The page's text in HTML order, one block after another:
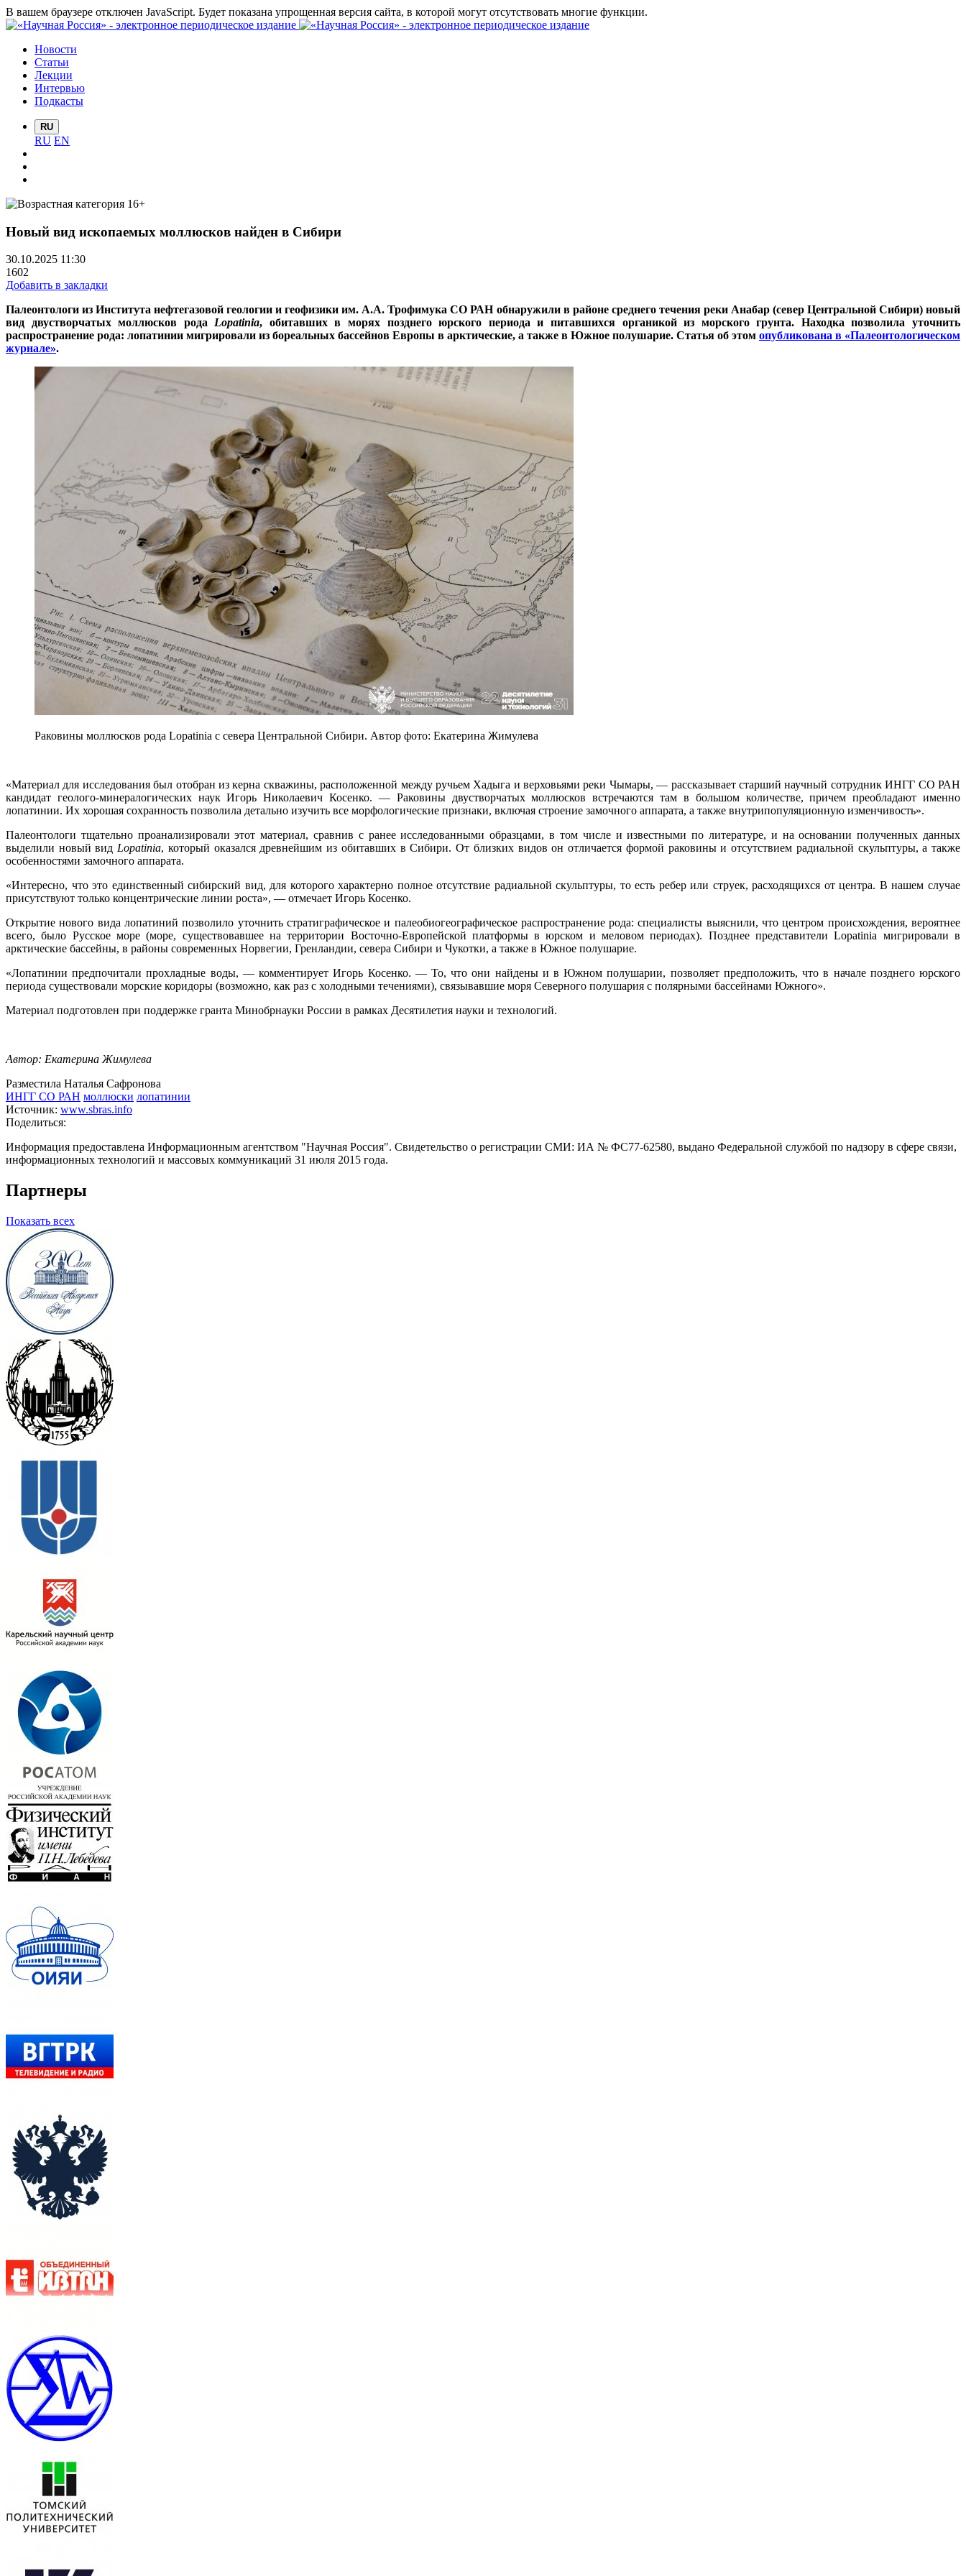
В вашем браузере отключен JavaScript. Будет показана упрощенная версия сайта, в которой могут отсутствовать многие функции.
Новости
Статьи
Лекции
Интервью
Подкасты
RU
RU EN
Новый вид ископаемых моллюсков найден в Сибири
30.10.2025 11:30
1602
Добавить в закладки
Палеонтологи из Института нефтегазовой геологии и геофизики им. А.А. Трофимука СО РАН обнаружили в районе среднего течения реки Анабар (север Центральной Сибири) новый
вид двустворчатых моллюсков родаLopatinia, обитавших в морях позднего юрского периода и питавшихся органикой из морского грунта. Находка позволила уточнить
распространение рода: лопатинии мигрировали из бореальных бассейнов Европы в арктические, а также в Южное полушарие. Статья об этом опубликована в «Палеонтологическом
журнале».
Раковины моллюсков рода Lopatinia с севера Центральной Сибири. Автор фото: Екатерина Жимулева
«Материал для исследования был отобран из керна скважины, расположенной между ручьем Хадыга и верховьями реки Чымары, — рассказывает старший научный сотрудник ИНГГ СО РАН
кандидат геолого-минералогических наук Игорь Николаевич Косенко. — Раковины двустворчатых моллюсков встречаются там в большом количестве, причем преобладают именно
лопатинии. Их хорошая сохранность позволила детально изучить все морфологические признаки, включая строение замочного аппарата, а также внутрипопуляционную изменчивость».
Палеонтологи тщательно проанализировали этот материал, сравнив с ранее исследованными образцами, в том числе и известными по литературе, и на основании полученных данных
выделили новый видLopatinia, который оказался древнейшим из обитавших в Сибири. От близких видов он отличается формой раковины и отсутствием радиальной скульптуры, а также
особенностями замочного аппарата.
«Интересно, что это единственный сибирский вид, для которого характерно полное отсутствие радиальной скульптуры, то есть ребер или струек, расходящихся от центра. В нашем случае
присутствуют только концентрические линии роста», — отмечает Игорь Косенко.
Открытие нового вида лопатиний позволило уточнить стратиграфическое и палеобиогеографическое распространение рода: специалисты выяснили, что центром происхождения, вероятнее
всего, было Русское море (море, существовавшее на территории Восточно-Европейской платформы в юрском и меловом периодах). Позднее представители Lopatinia мигрировали в
арктические бассейны, в районы современных Норвегии, Гренландии, севера Сибири и Чукотки, а также в Южное полушарие.
«Лопатинии предпочитали прохладные воды, — комментирует Игорь Косенко. — То, что они найдены и в Южном полушарии, позволяет предположить, что в начале позднего юрского
периода существовали морские коридоры (возможно, как раз с холодными течениями), связывавшие моря Северного полушария с полярными бассейнами Южного».
Материал подготовлен при поддержке гранта Минобрнауки России в рамках Десятилетия науки и технологий.
Автор: Екатерина Жимулева
Разместила Наталья Сафронова
ИНГГ СО РАН моллюски лопатинии
Источник: www.sbras.info
Поделиться:
Информация предоставлена Информационным агентством "Научная Россия". Свидетельство о регистрации СМИ: ИА № ФС77-62580, выдано Федеральной службой по надзору в сфере связи,
информационных технологий и массовых коммуникаций 31 июля 2015 года.
Партнеры
Показать всех